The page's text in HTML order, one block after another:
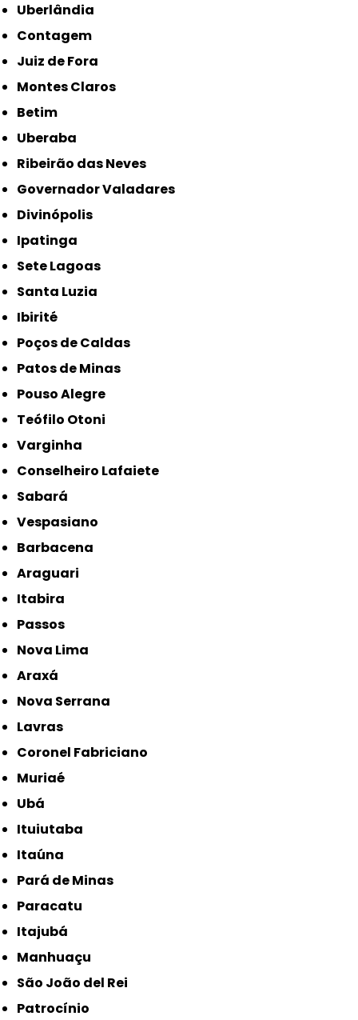
Uberlândia
Contagem
Juiz de Fora
Montes Claros
Betim
Uberaba
Ribeirão das Neves
Governador Valadares
Divinópolis
Ipatinga
Sete Lagoas
Santa Luzia
Ibirité
Poços de Caldas
Patos de Minas
Pouso Alegre
Teófilo Otoni
Varginha
Conselheiro Lafaiete
Sabará
Vespasiano
Barbacena
Araguari
Itabira
Passos
Nova Lima
Araxá
Nova Serrana
Lavras
Coronel Fabriciano
Muriaé
Ubá
Ituiutaba
Itaúna
Pará de Minas
Paracatu
Itajubá
Manhuaçu
São João del Rei
Patrocínio